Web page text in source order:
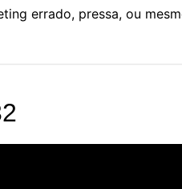
errado, pressa, ou